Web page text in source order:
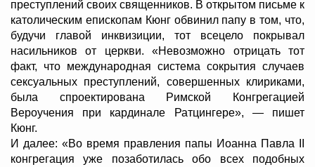
преступлений своих священников. В открытом письме к
католическим епископам Кюнг обвинил папу в том, что,
будучи главой инквизиции, тот всецело покрывал
насильников от церкви. «Невозможно отрицать тот
факт, что международная система сокрытия случаев
сексуальных преступлений, совершенных клириками,
была спроектирована Римской Конгрегацией
Вероучения при кардинале Ратцингере», — пишет
Кюнг.
И далее: «Во время правления папы Иоанна Павла II
конгрегация уже позаботилась обо всех подобных